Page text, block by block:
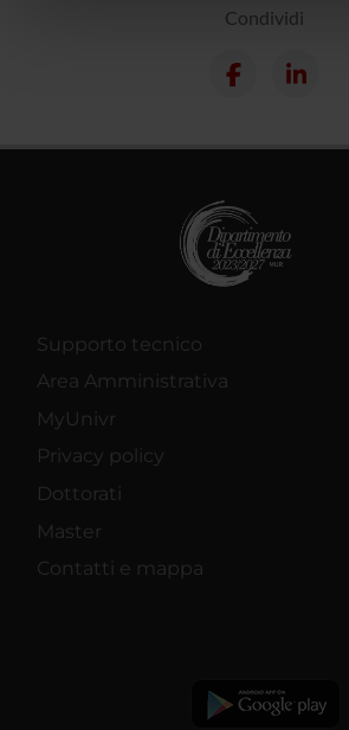
nostri partner che si occupano di
con altre informazioni che hai fornito
Condividi
Supporto tecnico
Area Amministrativa
MyUnivr
Privacy policy
Dottorati
Master
Contatti e mappa